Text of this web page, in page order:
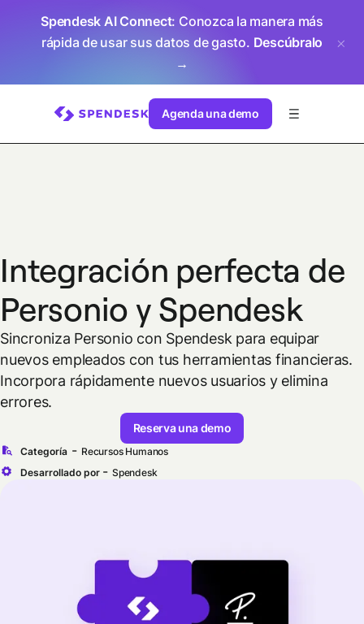
Spendesk AI Connect: Conozca la manera más
rápida de usar sus datos de gasto. Descúbralo
→
Agenda una demo
Integración perfecta de
Personio y Spendesk
Sincroniza Personio con Spendesk para equipar
nuevos empleados con tus herramientas financieras.
Incorpora rápidamente nuevos usuarios y elimina
errores.
Reserva una demo
Categoría - Recursos Humanos
Desarrollado por - Spendesk